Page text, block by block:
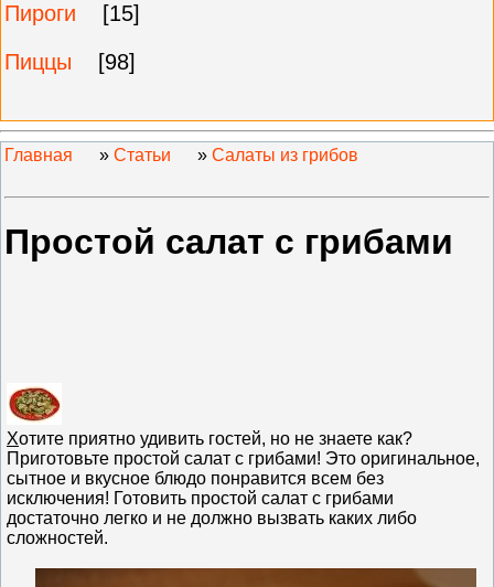
Пироги
[15]
Пиццы
[98]
Главная » Статьи » Салаты из грибов
Простой салат с грибами
Хотите приятно удивить гостей, но не знаете как?
Приготовьте простой салат с грибами! Это оригинальное,
сытное и вкусное блюдо понравится всем без
исключения! Готовить простой салат с грибами
достаточно легко и не должно вызвать каких либо
сложностей.